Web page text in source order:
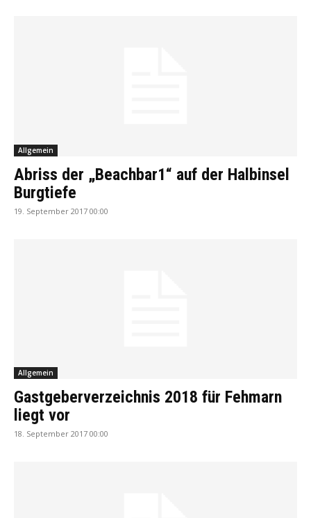
Allgemein
Abriss der „Beachbar1“ auf der Halbinsel
Burgtiefe
19. September 2017 00:00
Allgemein
Gastgeberverzeichnis 2018 für Fehmarn
liegt vor
18. September 2017 00:00